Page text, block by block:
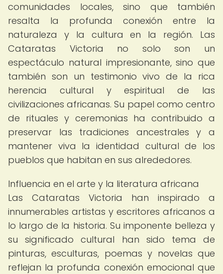
comunidades locales, sino que también
resalta la profunda conexión entre la
naturaleza y la cultura en la región. Las
Cataratas Victoria no solo son un
espectáculo natural impresionante, sino que
también son un testimonio vivo de la rica
herencia cultural y espiritual de las
civilizaciones africanas. Su papel como centro
de rituales y ceremonias ha contribuido a
preservar las tradiciones ancestrales y a
mantener viva la identidad cultural de los
pueblos que habitan en sus alrededores.
Influencia en el arte y la literatura africana
Las Cataratas Victoria han inspirado a
innumerables artistas y escritores africanos a
lo largo de la historia. Su imponente belleza y
su significado cultural han sido tema de
pinturas, esculturas, poemas y novelas que
reflejan la profunda conexión emocional que